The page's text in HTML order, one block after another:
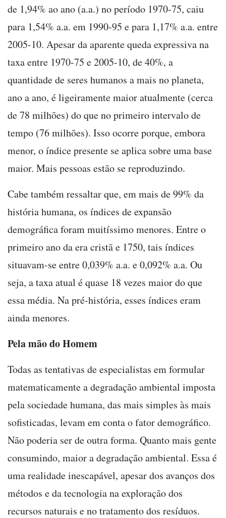
de 1,94% ao ano (a.a.) no período 1970-75, caiu
para 1,54% a.a. em 1990-95 e para 1,17% a.a. entre
2005-10. Apesar da aparente queda expressiva na
taxa entre 1970-75 e 2005-10, de 40%, a
quantidade de seres humanos a mais no planeta,
ano a ano, é ligeiramente maior atualmente (cerca
de 78 milhões) do que no primeiro intervalo de
tempo (76 milhões). Isso ocorre porque, embora
menor, o índice presente se aplica sobre uma base
maior. Mais pessoas estão se reproduzindo.
Cabe também ressaltar que, em mais de 99% da
história humana, os índices de expansão
demográfica foram muitíssimo menores. Entre o
primeiro ano da era cristã e 1750, tais índices
situavam-se entre 0,039% a.a. e 0,092% a.a. Ou
seja, a taxa atual é quase 18 vezes maior do que
essa média. Na pré-história, esses índices eram
ainda menores.
Pela mão do Homem
Todas as tentativas de especialistas em formular
matematicamente a degradação ambiental imposta
pela sociedade humana, das mais simples às mais
sofisticadas, levam em conta o fator demográfico.
Não poderia ser de outra forma. Quanto mais gente
consumindo, maior a degradação ambiental. Essa é
uma realidade inescapável, apesar dos avanços dos
métodos e da tecnologia na exploração dos
recursos naturais e no tratamento dos resíduos.